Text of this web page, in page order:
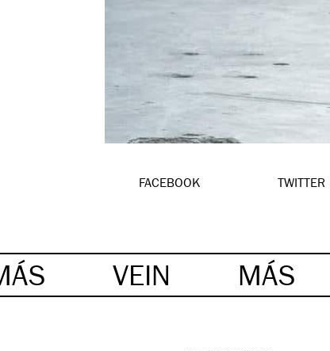
FACEBOOK TWITTER
VEIN MÁS